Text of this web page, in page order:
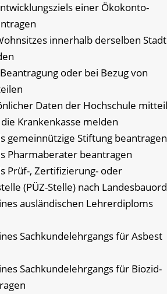
einer Ökokonto-
innerhalb derselben
oder bei Bezug von
Daten der Hochschule
Krankenkasse melden
gemeinnützige Stiftung beantragen
Pharmaberater beantragen
Prüf-, Zertifizierung- oder
(PÜZ-Stelle) nach
ausländischen Lehrerdiploms
Sachkundelehrgangs für Asbest
Sachkundelehrgangs für Biozid-